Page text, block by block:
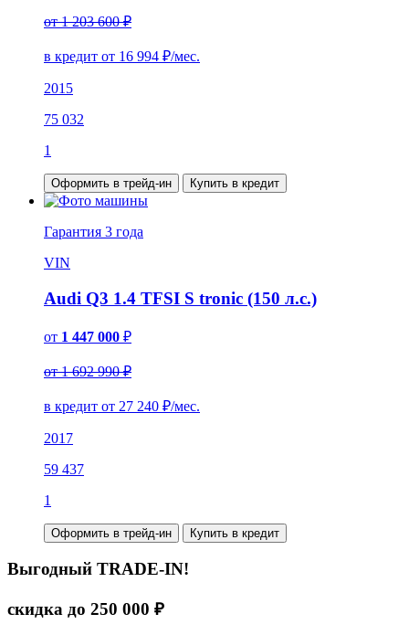
от 1 203 600 ₽
в кредит от 16 994 ₽/мес.
2015
75 032
1
Оформить в трейд-ин Купить в кредит
Гарантия 3 года
VIN
Audi Q3 1.4 TFSI S tronic (150 л.с.)
от 1 447 000 ₽
от 1 692 990 ₽
в кредит от 27 240 ₽/мес.
2017
59 437
1
Оформить в трейд-ин Купить в кредит
Выгодный TRADE-IN!
скидка до 250 000 ₽